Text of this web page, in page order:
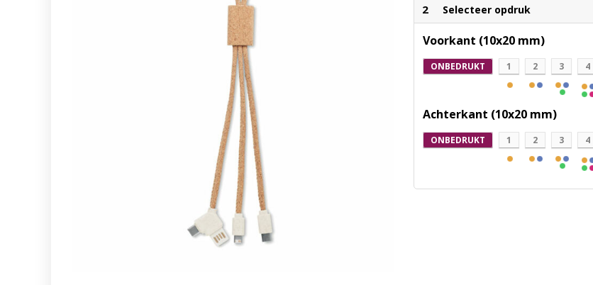
2 Selecteer opdruk
Voorkant (10x20 mm)
ONBEDRUKT 1 2 3 4
Achterkant (10x20 mm)
ONBEDRUKT 1 2 3 4